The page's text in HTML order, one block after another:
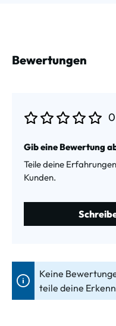
Bewertungen
Gib eine Bewertung
Teile deine
Kunden.
Keine
teile deine